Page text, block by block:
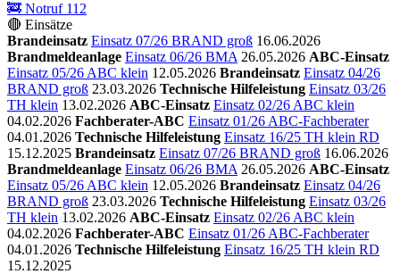
🚒 Notruf 112
🔴 Einsätze
Brandeinsatz Einsatz 07/26 BRAND groß 16.06.2026
Brandmeldeanlage Einsatz 06/26 BMA 26.05.2026 ABC-Einsatz
Einsatz 05/26 ABC klein 12.05.2026 Brandeinsatz Einsatz 04/26
BRAND groß 23.03.2026 Technische Hilfeleistung Einsatz 03/26
TH klein 13.02.2026 ABC-Einsatz Einsatz 02/26 ABC klein
04.02.2026 Fachberater-ABC Einsatz 01/26 ABC-Fachberater
04.01.2026 Technische Hilfeleistung Einsatz 16/25 TH klein RD
15.12.2025 Brandeinsatz Einsatz 07/26 BRAND groß 16.06.2026
Brandmeldeanlage Einsatz 06/26 BMA 26.05.2026 ABC-Einsatz
Einsatz 05/26 ABC klein 12.05.2026 Brandeinsatz Einsatz 04/26
BRAND groß 23.03.2026 Technische Hilfeleistung Einsatz 03/26
TH klein 13.02.2026 ABC-Einsatz Einsatz 02/26 ABC klein
04.02.2026 Fachberater-ABC Einsatz 01/26 ABC-Fachberater
04.01.2026 Technische Hilfeleistung Einsatz 16/25 TH klein RD
15.12.2025